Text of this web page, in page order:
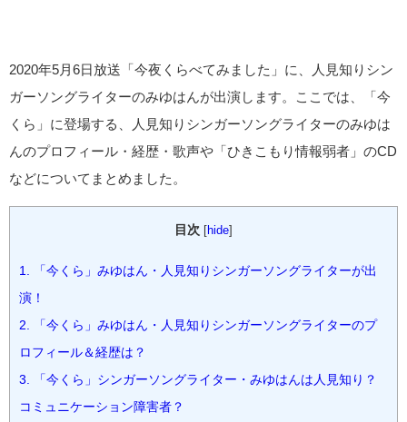
2020年5月6日放送「今夜くらべてみました」に、人見知りシン
ガーソングライターのみゆはんが出演します。ここでは、「今
くら」に登場する、人見知りシンガーソングライターのみゆは
んのプロフィール・経歴・歌声や「ひきこもり情報弱者」のCD
などについてまとめました。
目次 [hide]
1. 「今くら」みゆはん・人見知りシンガーソングライターが出
演！
2. 「今くら」みゆはん・人見知りシンガーソングライターのプ
ロフィール＆経歴は？
3. 「今くら」シンガーソングライター・みゆはんは人見知り？
コミュニケーション障害者？